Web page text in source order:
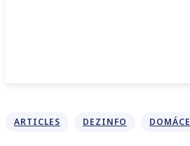
ARTICLES DEZINFO DOMÁCE